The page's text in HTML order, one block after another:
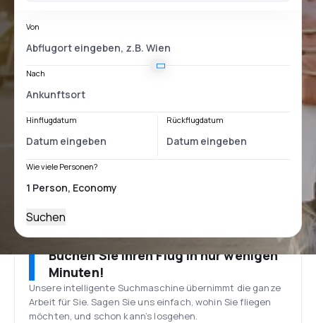
Von
Nach
Hinflugdatum Rückflugdatum
Wie viele Personen?
Suchen
Buchen Sie Ihren Flug in nur wenigen
Minuten!
Unsere intelligente Suchmaschine übernimmt die ganze
Arbeit für Sie. Sagen Sie uns einfach, wohin Sie fliegen
möchten, und schon kann’s losgehen.